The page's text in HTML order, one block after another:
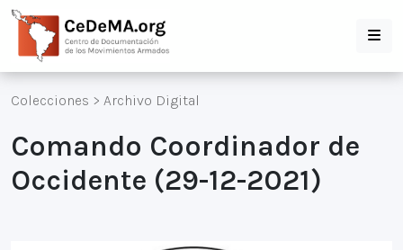
Colecciones > Archivo Digital
Comando Coordinador de
Occidente (29-12-2021)